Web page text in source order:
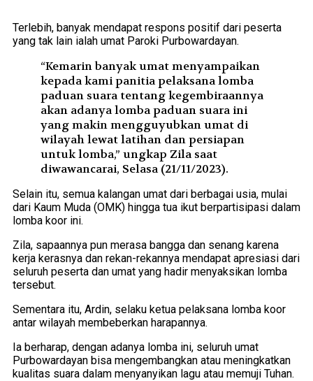
Terlebih, banyak mendapat respons positif dari peserta
yang tak lain ialah umat Paroki Purbowardayan.
“Kemarin banyak umat menyampaikan
kepada kami panitia pelaksana lomba
paduan suara tentang kegembiraannya
akan adanya lomba paduan suara ini
yang makin mengguyubkan umat di
wilayah lewat latihan dan persiapan
untuk lomba,” ungkap Zila saat
diwawancarai, Selasa (21/11/2023).
Selain itu, semua kalangan umat dari berbagai usia, mulai
dari Kaum Muda (OMK) hingga tua ikut berpartisipasi dalam
lomba koor ini.
Zila, sapaannya pun merasa bangga dan senang karena
kerja kerasnya dan rekan-rekannya mendapat apresiasi dari
seluruh peserta dan umat yang hadir menyaksikan lomba
tersebut.
Sementara itu, Ardin, selaku ketua pelaksana lomba koor
antar wilayah membeberkan harapannya.
Ia berharap, dengan adanya lomba ini, seluruh umat
Purbowardayan bisa mengembangkan atau meningkatkan
kualitas suara dalam menyanyikan lagu atau memuji Tuhan.